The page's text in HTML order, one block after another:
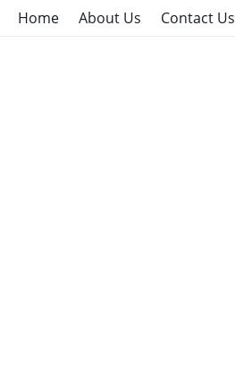
Home About Us Contact Us